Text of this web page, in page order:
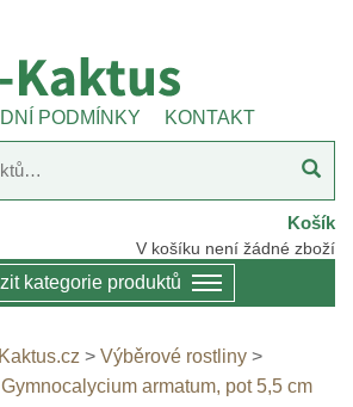
PODMÍNKY KONTAKT
Košík
V košíku není žádné zboží
kategorie produktů
> Výběrové rostliny >
Gymnocalycium armatum, pot 5,5 cm